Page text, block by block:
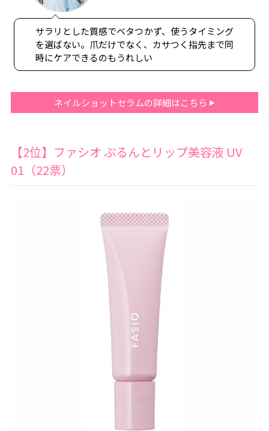
サラリとした質感でベタつかず、使うタイミング
を選ばない。爪だけでなく、カサつく指先まで同
時にケアできるのもうれしい
ネイルショットセラムの詳細はこちら
【2位】ファシオ ぷるんとリップ美容液 UV
01（22票）